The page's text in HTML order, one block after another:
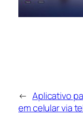
← Aplicativo
em celular via